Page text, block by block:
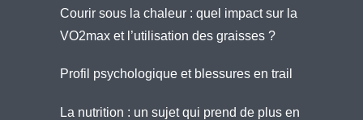
Courir sous la chaleur : quel impact sur la
VO2max et l’utilisation des graisses ?
Profil psychologique et blessures en trail
La nutrition : un sujet qui prend de plus en